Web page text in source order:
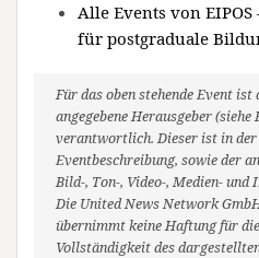
Alle Events von
für postgraduale
Für das oben stehende Event
angegebene Herausgeber
verantwortlich. Dieser ist in der
Eventbeschreibung, sowie der
Bild-, Ton-, Video-, Medien-
Die United News Network
übernimmt keine Haftung für
Vollständigkeit des